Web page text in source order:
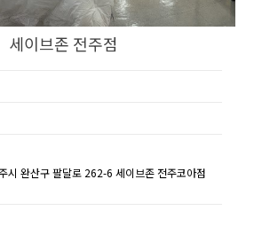
세이브존 전주점
시 완산구 팔달로 262-6 세이브존 전주코아점